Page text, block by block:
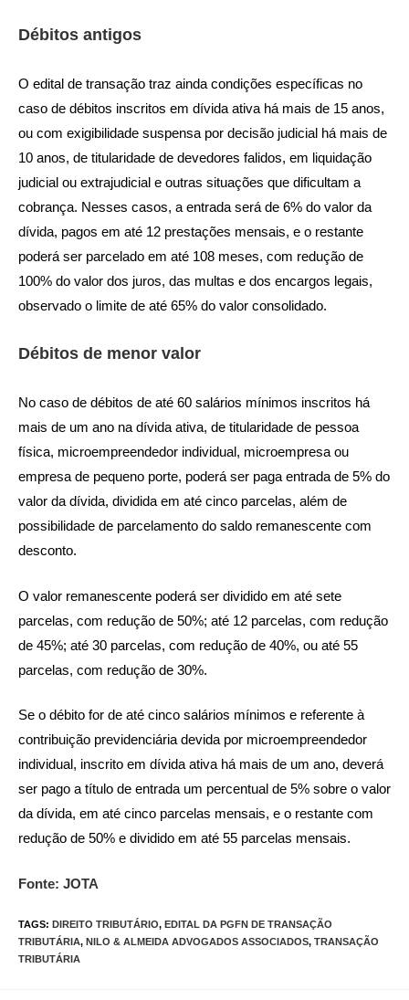
Débitos antigos
O edital de transação traz ainda condições específicas no
caso de débitos inscritos em dívida ativa há mais de 15 anos,
ou com exigibilidade suspensa por decisão judicial há mais de
10 anos, de titularidade de devedores falidos, em liquidação
judicial ou extrajudicial e outras situações que dificultam a
cobrança. Nesses casos, a entrada será de 6% do valor da
dívida, pagos em até 12 prestações mensais, e o restante
poderá ser parcelado em até 108 meses, com redução de
100% do valor dos juros, das multas e dos encargos legais,
observado o limite de até 65% do valor consolidado.
Débitos de menor valor
No caso de débitos de até 60 salários mínimos inscritos há
mais de um ano na dívida ativa, de titularidade de pessoa
física, microempreendedor individual, microempresa ou
empresa de pequeno porte, poderá ser paga entrada de 5% do
valor da dívida, dividida em até cinco parcelas, além de
possibilidade de parcelamento do saldo remanescente com
desconto.
O valor remanescente poderá ser dividido em até sete
parcelas, com redução de 50%; até 12 parcelas, com redução
de 45%; até 30 parcelas, com redução de 40%, ou até 55
parcelas, com redução de 30%.
Se o débito for de até cinco salários mínimos e referente à
contribuição previdenciária devida por microempreendedor
individual, inscrito em dívida ativa há mais de um ano, deverá
ser pago a título de entrada um percentual de 5% sobre o valor
da dívida, em até cinco parcelas mensais, e o restante com
redução de 50% e dividido em até 55 parcelas mensais.
Fonte: JOTA
TAGS: DIREITO TRIBUTÁRIO, EDITAL DA PGFN DE TRANSAÇÃO
TRIBUTÁRIA, NILO & ALMEIDA ADVOGADOS ASSOCIADOS, TRANSAÇÃO
TRIBUTÁRIA